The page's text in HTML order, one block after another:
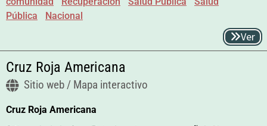
Pública
Nacional
Ver
Cruz Roja Americana
Sitio web / Mapa interactivo
Cruz Roja Americana